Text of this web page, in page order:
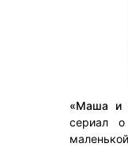
«Маша и
сериал